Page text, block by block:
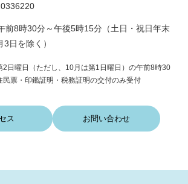
前8時30分～午後5時15分（土日・祝日年末
日を除く）
日曜日（ただし、10月は第1日曜日）の午前8時30
民票・印鑑証明・税務証明の交付のみ受付
ス お問い合わせ